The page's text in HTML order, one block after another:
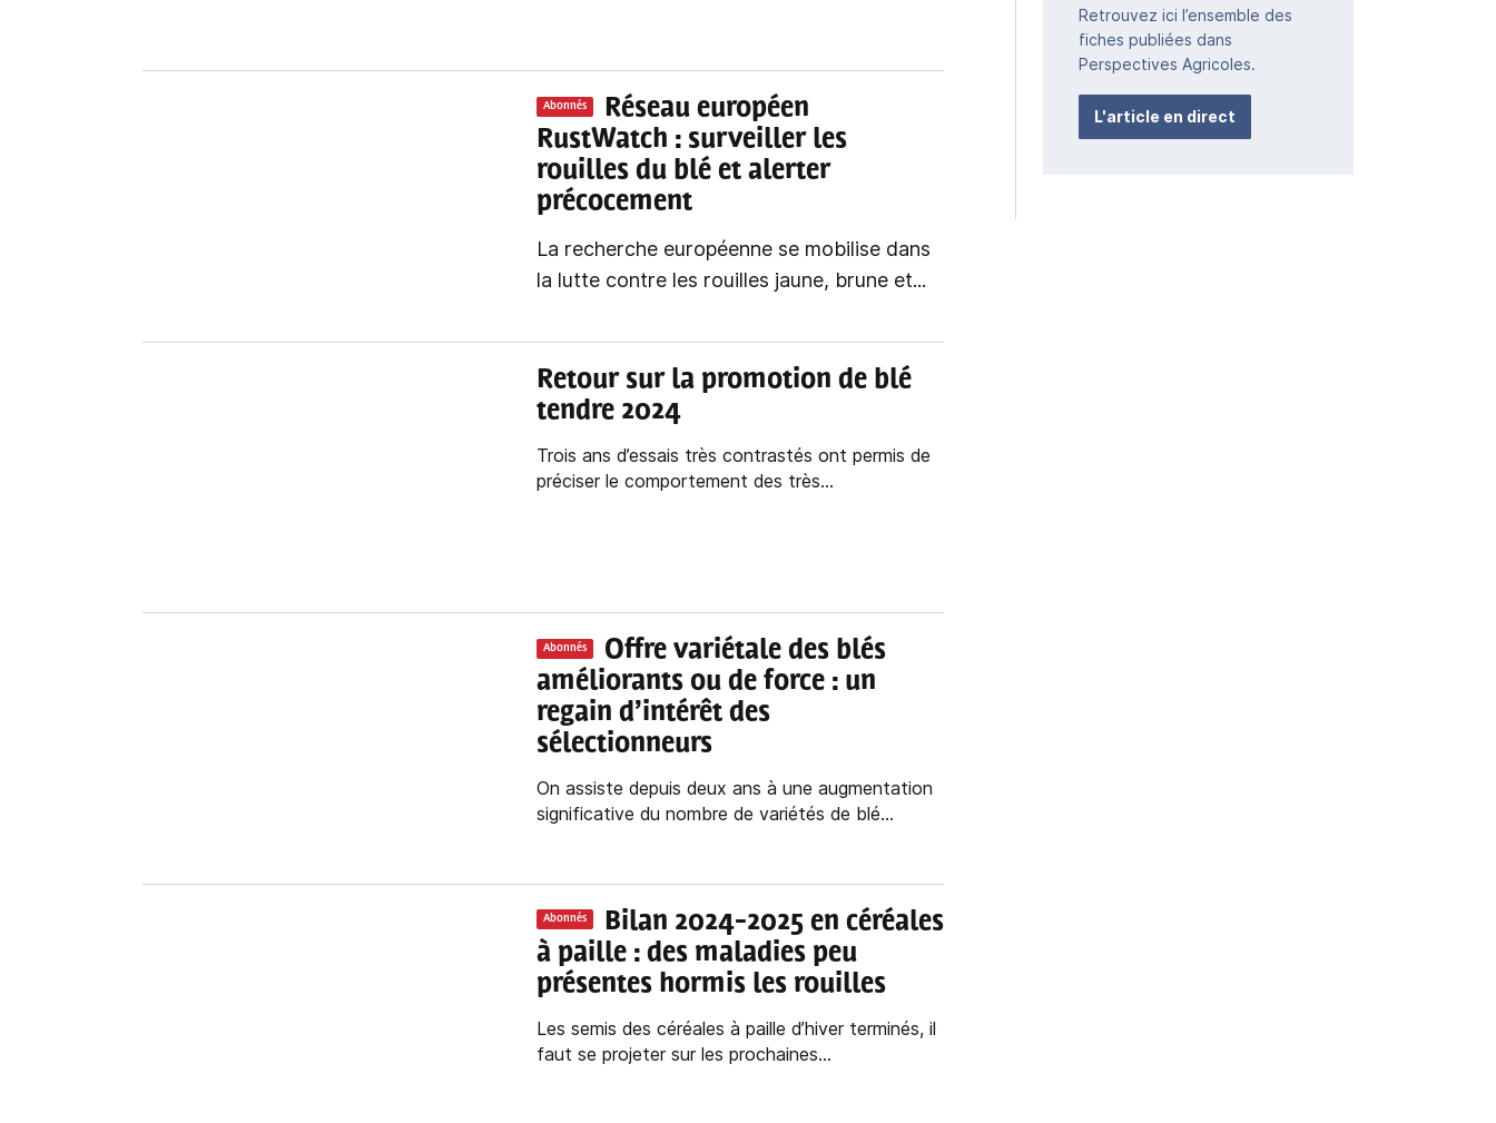
Abonnés
Réseau européen
RustWatch : surveiller les
rouilles du blé et alerter
précocement
La recherche européenne se mobilise dans
la lutte contre les rouilles jaune, brune et...
Retour sur la promotion de blé
tendre 2024
Trois ans d’essais très contrastés ont permis de
préciser le comportement des très...
Abonnés
Offre variétale des blés
améliorants ou de force : un
regain d’intérêt des
sélectionneurs
On assiste depuis deux ans à une augmentation
significative du nombre de variétés de blé...
Abonnés
Bilan 2024-2025 en céréales
à paille : des maladies peu
présentes hormis les rouilles
Les semis des céréales à paille d’hiver terminés, il
faut se projeter sur les prochaines...
Retrouvez ici l’ensemble des
fiches publiées dans
Perspectives Agricoles.
L'article en direct